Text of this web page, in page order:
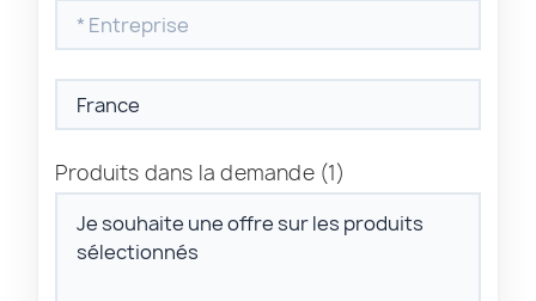
Produits dans la demande (1)